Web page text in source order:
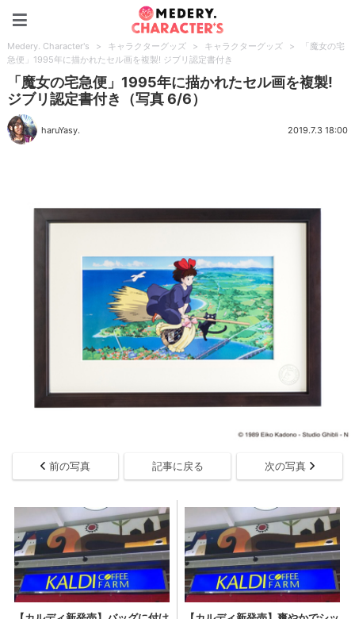
Medery. Character's > キャラクターグッズ > キャラクターグッズ >
「魔女の宅
急便」1995年に描かれたセル画を複製! ジブリ認定書付き
「魔女の宅急便」1995年に描かれたセル画を複製!
ジブリ認定書付き（写真 6/6）
haruYasy. 2019.7.3 18:00
前の写真 記事に戻る 次の写真